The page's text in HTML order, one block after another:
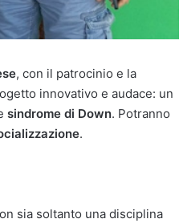
, con il patrocinio e la
innovativo e audace: un
sindrome di Down. Potranno
.
sia soltanto una disciplina